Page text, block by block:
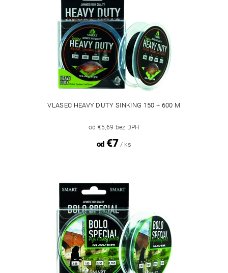
VLASEC HEAVY DUTY SINKING 150 + 600 M
od €5,69 bez DPH
od€7 / ks